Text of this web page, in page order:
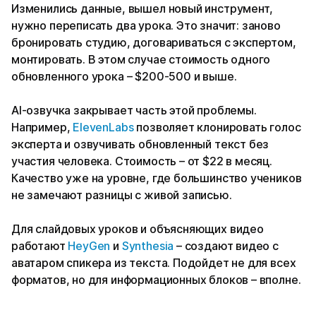
Изменились данные, вышел новый инструмент,
нужно переписать два урока. Это значит: заново
бронировать студию, договариваться с экспертом,
монтировать. В этом случае стоимость одного
обновленного урока – $200-500 и выше.
AI-озвучка закрывает часть этой проблемы.
Например, ElevenLabsпозволяет клонировать голос
эксперта и озвучивать обновленный текст без
участия человека. Стоимость – от $22 в месяц.
Качество уже на уровне, где большинство учеников
не замечают разницы с живой записью.
Для слайдовых уроков и объясняющих видео
работают HeyGen и Synthesia – создают видео с
аватаром спикера из текста. Подойдет не для всех
форматов, но для информационных блоков – вполне.